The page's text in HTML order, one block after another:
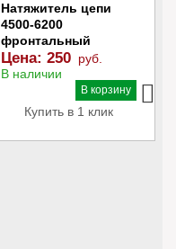
Натяжитель цепи
4500-6200
фронтальный
Цена: 250 руб.
В наличии
В корзину
Купить в 1 клик